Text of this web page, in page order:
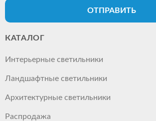
ОТПРАВИТЬ
КАТАЛОГ
Интерьерные светильники
Ландшафтные светильники
Архитектурные светильники
Распродажа